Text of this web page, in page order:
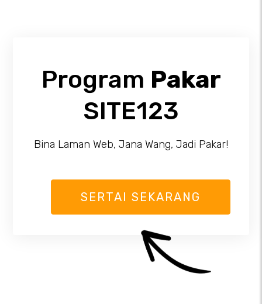
Program Pakar
SITE123
Bina Laman Web, Jana Wang, Jadi Pakar!
SERTAI SEKARANG